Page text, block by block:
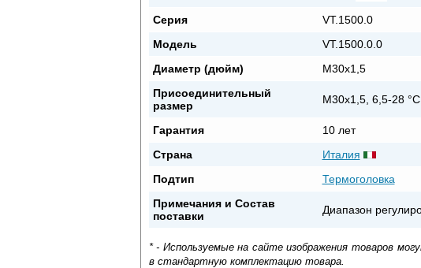
Серия
VT.1500.0
Модель
VT.1500.0.0
Диаметр (дюйм)
M30x1,5
Присоединительный
размер
М30x1,5, 6,5-28 °C
Гарантия
10 лет
Страна
Италия
Подтип
Термоголовка
Примечания и Состав
поставки
Диапазон
* - Используемые на сайте изображения товаров
в стандартную комплектацию товара.